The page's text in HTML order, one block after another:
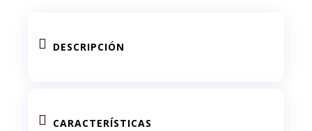
 DESCRIPCIÓN
 CARACTERÍSTICAS